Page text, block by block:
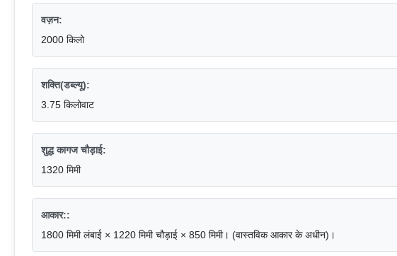
वज़न:
2000 किलो
शक्ति(डब्ल्यू):
3.75 किलोवाट
शुद्ध कागज चौड़ाई:
1320 मिमी
आकार::
1800 मिमी लंबाई × 1220 मिमी चौड़ाई × 850 मिमी। (वास्तविक आकार के अधीन)।